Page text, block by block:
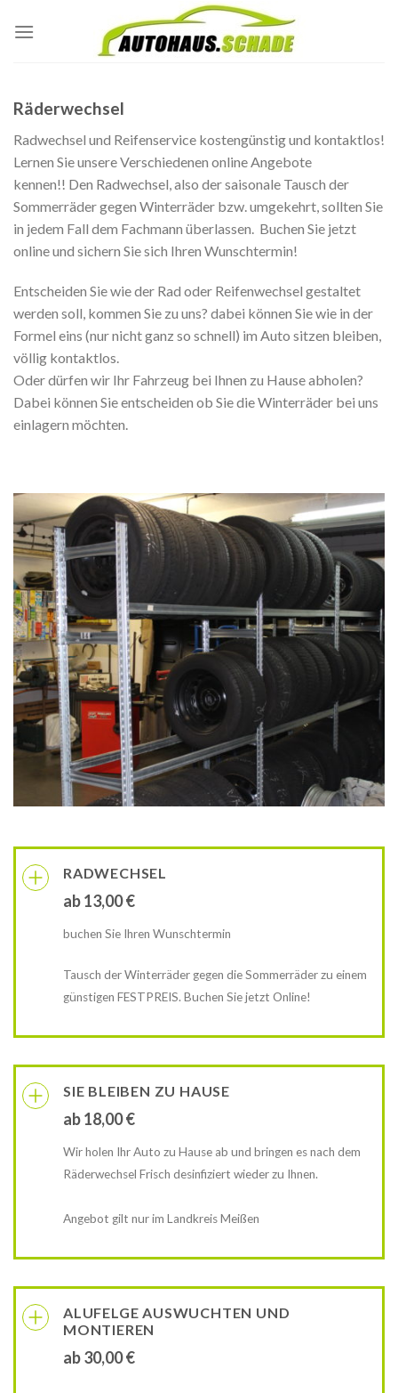
Räderwechsel
Radwechsel und Reifenservice kostengünstig und kontaktlos!
Lernen Sie unsere Verschiedenen online Angebote
kennen!! Den Radwechsel, also der saisonale Tausch der
Sommerräder gegen Winterräder bzw. umgekehrt, sollten Sie
in jedem Fall dem Fachmann überlassen. Buchen Sie jetzt
online und sichern Sie sich Ihren Wunschtermin!
Entscheiden Sie wie der Rad oder Reifenwechsel gestaltet
werden soll, kommen Sie zu uns? dabei können Sie wie in der
Formel eins (nur nicht ganz so schnell) im Auto sitzen bleiben,
völlig kontaktlos.
Oder dürfen wir Ihr Fahrzeug bei Ihnen zu Hause abholen?
Dabei können Sie entscheiden ob Sie die Winterräder bei uns
einlagern möchten.
RADWECHSEL
ab 13,00 €
buchen Sie Ihren Wunschtermin
Tausch der Winterräder gegen die Sommerräder zu einem
günstigen FESTPREIS. Buchen Sie jetzt Online!
SIE BLEIBEN ZU HAUSE
ab 18,00 €
Wir holen Ihr Auto zu Hause ab und bringen es nach dem
Räderwechsel Frisch desinfiziert wieder zu Ihnen.
Angebot gilt nur im Landkreis Meißen
ALUFELGE AUSWUCHTEN UND
MONTIEREN
ab 30,00 €